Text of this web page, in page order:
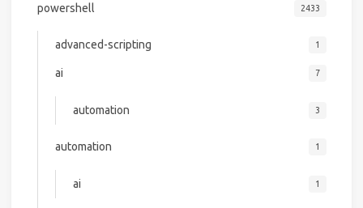
powershell 2433
advanced-scripting 1
ai 7
automation 3
automation 1
ai 1